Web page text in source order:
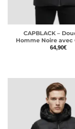
CAPBLACK –
Homme Noire avec
64,90€